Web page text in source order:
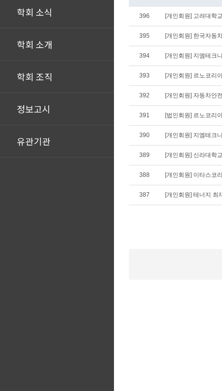
학회 소식
학회 소개
학회 조직
정보고시
유관기관
396 [개인회원] 고려대학
395 [개인회원] 한국자동
394 [개인회원] 지엠테크
393 [개인회원] 르노코리
392 [개인회원] 자동차안
391 [법인회원] 르노코리
390 [개인회원] 지엠테크
389 [개인회원] 신라대학
388 [개인회원] 이타스코
387 [개인회원] 테너지 최